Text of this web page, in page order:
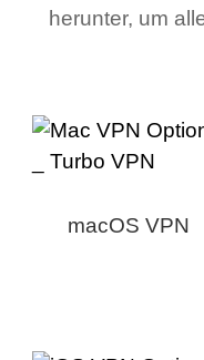
herunter, um
macOS VPN